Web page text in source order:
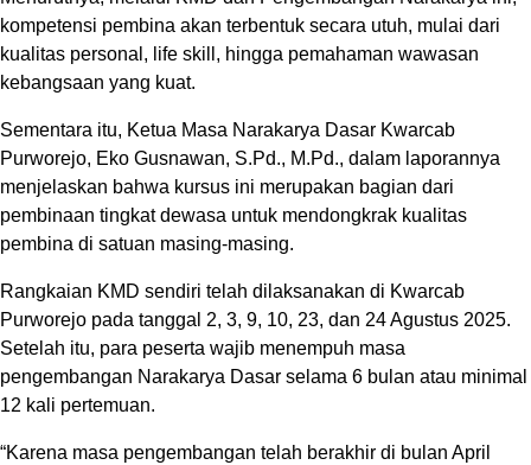
kompetensi pembina akan terbentuk secara utuh, mulai dari
kualitas personal, life skill, hingga pemahaman wawasan
kebangsaan yang kuat.
Sementara itu, Ketua Masa Narakarya Dasar Kwarcab
Purworejo, Eko Gusnawan, S.Pd., M.Pd., dalam laporannya
menjelaskan bahwa kursus ini merupakan bagian dari
pembinaan tingkat dewasa untuk mendongkrak kualitas
pembina di satuan masing-masing.
Rangkaian KMD sendiri telah dilaksanakan di Kwarcab
Purworejo pada tanggal 2, 3, 9, 10, 23, dan 24 Agustus 2025.
Setelah itu, para peserta wajib menempuh masa
pengembangan Narakarya Dasar selama 6 bulan atau minimal
12 kali pertemuan.
“Karena masa pengembangan telah berakhir di bulan April